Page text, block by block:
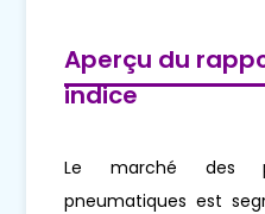
Aperçu du
indice
Le marché des
pneumatiques est